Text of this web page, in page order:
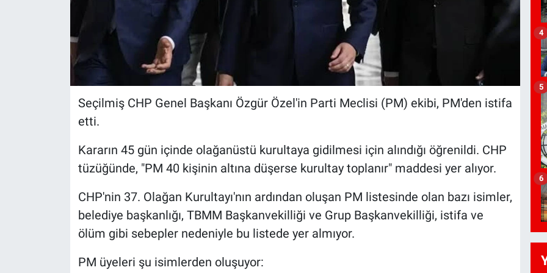
Seçilmiş CHP Genel Başkanı Özgür Özel'in Parti Meclisi (PM) ekibi, PM'den istifa
etti.
Kararın 45 gün içinde olağanüstü kurultaya gidilmesi için alındığı öğrenildi. CHP
tüzüğünde, "PM 40 kişinin altına düşerse kurultay toplanır" maddesi yer alıyor.
CHP'nin 37. Olağan Kurultayı'nın ardından oluşan PM listesinde olan bazı isimler,
belediye başkanlığı, TBMM Başkanvekilliği ve Grup Başkanvekilliği, istifa ve
ölüm gibi sebepler nedeniyle bu listede yer almıyor.
PM üyeleri şu isimlerden oluşuyor:
4
5
6